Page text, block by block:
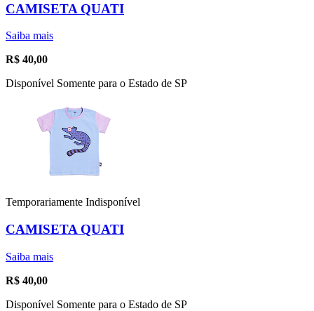
CAMISETA QUATI
Saiba mais
R$ 40,00
Disponível Somente para o Estado de SP
Temporariamente Indisponível
CAMISETA QUATI
Saiba mais
R$ 40,00
Disponível Somente para o Estado de SP